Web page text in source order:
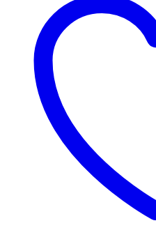
productpagina